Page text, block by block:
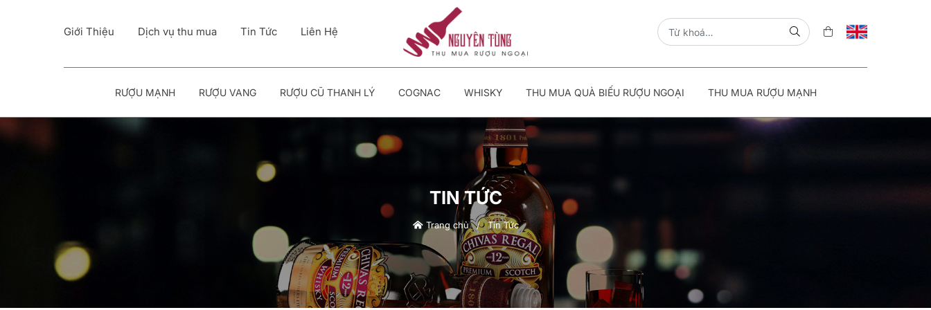
Giới Thiệu Dịch vụ thu mua Tin Tức Liên Hệ
RƯỢU MẠNH RƯỢU VANG RƯỢU CŨ THANH LÝ COGNAC WHISKY THU MUA QUÀ BIẾU RƯỢU NGOẠI THU MUA RƯỢU MẠNH
TIN TỨC
Trang chủ/Tin Tức